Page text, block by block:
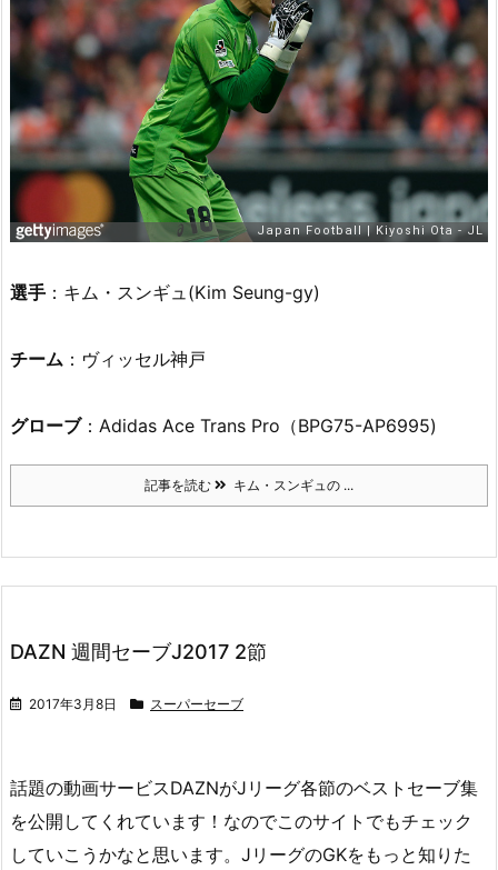
選手 ：キム・スンギュ(Kim Seung-gy)
チーム ：ヴィッセル神戸
グローブ：Adidas Ace Trans Pro（BPG75-AP6995)
記事を読む キム・スンギュの ...
DAZN 週間セーブJ2017 2節
2017年3月8日 スーパーセーブ
話題の動画サービスDAZNがJリーグ各節のベストセーブ集
を公開してくれています！なのでこのサイトでもチェック
していこうかなと思います。JリーグのGKをもっと知りた